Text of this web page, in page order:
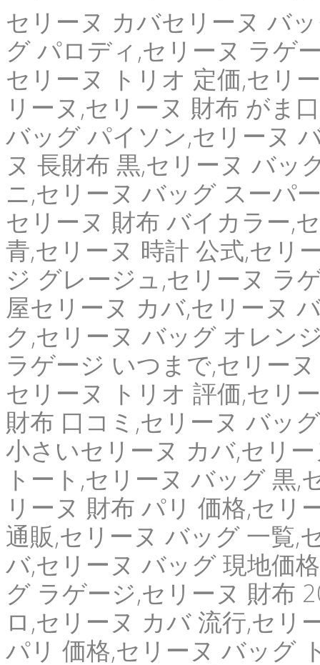
セリーヌ カバセリーヌ バ
グ パロディ,セリーヌ ラゲ
セリーヌ トリオ 定価,セリ
リーヌ,セリーヌ 財布 がま
バッグ パイソン,セリーヌ
ヌ 長財布 黒,セリーヌ バッ
ニ,セリーヌ バッグ スーパ
セリーヌ 財布 バイカラー,
青,セリーヌ 時計 公式,セリ
ジ グレージュ,セリーヌ ラ
屋セリーヌ カバ,セリーヌ
ク,セリーヌ バッグ オレン
ラゲージ いつまで,セリー
セリーヌ トリオ 評価,セリ
財布 口コミ,セリーヌ バッ
小さいセリーヌ カバ,セリ
トート,セリーヌ バッグ 黒
リーヌ 財布 パリ 価格,セリ
通販,セリーヌ バッグ 一覧,
バ,セリーヌ バッグ 現地価
グ ラゲージ,セリーヌ 財布
ロ,セリーヌ カバ 流行,セリ
パリ 価格,セリーヌ バッグ